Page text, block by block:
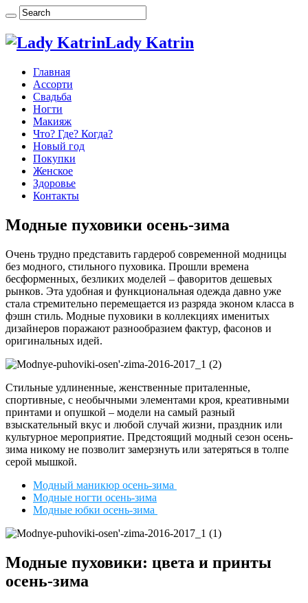
Lady Katrin
Главная
Ассорти
Свадьба
Ногти
Макияж
Что? Где? Когда?
Новый год
Покупки
Женское
Здоровье
Контакты
Модные пуховики осень-зима
Очень трудно представить гардероб современной модницы
без модного, стильного пуховика. Прошли времена
бесформенных, безликих моделей – фаворитов дешевых
рынков. Эта удобная и функциональная одежда давно уже
стала стремительно перемещается из разряда эконом класса в
фэшн стиль. Модные пуховики в коллекциях именитых
дизайнеров поражают разнообразием фактур, фасонов и
оригинальных идей.
Стильные удлиненные, женственные приталенные,
спортивные, с необычными элементами кроя, креативными
принтами и опушкой – модели на самый разный
взыскательный вкус и любой случай жизни, праздник или
культурное мероприятие. Предстоящий модный сезон осень-
зима никому не позволит замерзнуть или затеряться в толпе
серой мышкой.
Модный маникюр осень-зима
Модные ногти осень-зима
Модные юбки осень-зима
Модные пуховики: цвета и принты
осень-зима